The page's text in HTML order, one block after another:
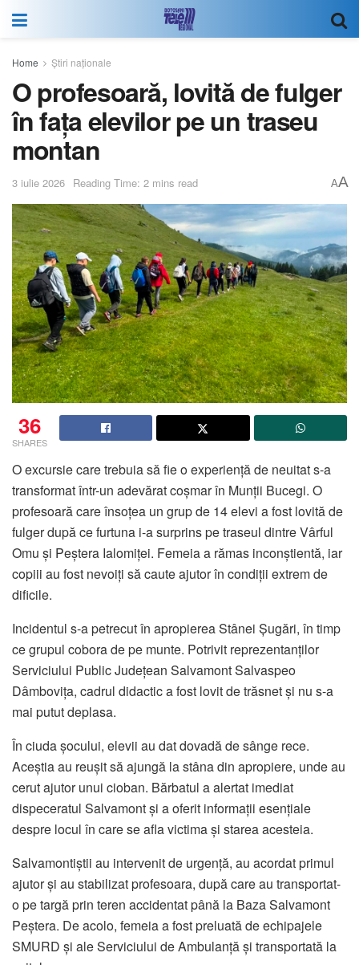
Home Știri naționale
O profesoară, lovită de fulger
în fața elevilor pe un traseu
montan
3 iulie 2026 Reading Time: 2 mins read AA
36
SHARES
O excursie care trebuia să fie o experiență de neuitat s-a
transformat într-un adevărat coșmar în Munții Bucegi. O
profesoară care însoțea un grup de 14 elevi a fost lovită de
fulger după ce furtuna i-a surprins pe traseul dintre Vârful
Omu și Peștera Ialomiței. Femeia a rămas inconștientă, iar
copiii au fost nevoiți să caute ajutor în condiții extrem de
dificile.
Incidentul s-a petrecut în apropierea Stânei Șugări, în timp
ce grupul cobora de pe munte. Potrivit reprezentanților
Serviciului Public Județean Salvamont Salvaspeo
Dâmbovița, cadrul didactic a fost lovit de trăsnet și nu s-a
mai putut deplasa.
În ciuda șocului, elevii au dat dovadă de sânge rece.
Aceștia au reușit să ajungă la stâna din apropiere, unde au
cerut ajutor unui cioban. Bărbatul a alertat imediat
dispeceratul Salvamont și a oferit informații esențiale
despre locul în care se afla victima și starea acesteia.
Salvamontiștii au intervenit de urgență, au acordat primul
ajutor și au stabilizat profesoara, după care au transportat-
o pe targă prin teren accidentat până la Baza Salvamont
Peștera. De acolo, femeia a fost preluată de echipajele
SMURD și ale Serviciului de Ambulanță și transportată la